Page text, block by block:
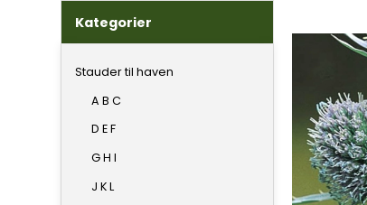
Kategorier
Stauder til haven
A B C
D E F
G H I
J K L